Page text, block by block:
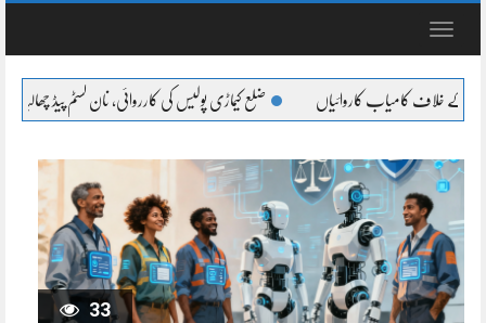
Toggle
ضلع کیماڑی پولیس کی کارروائی، نان کسٹم پیڈ چھالیہ سے لدی سوزوکی پکڑی گئی
33